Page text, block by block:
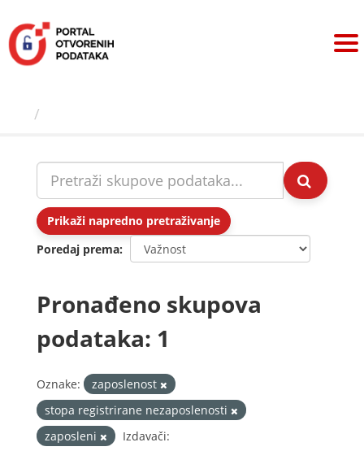
sadržaj
Prikaži napredno pretraživanje
Poredaj prema
Pronađeno skupova
podataka: 1
Oznake:
zaposlenost
stopa registrirane nezaposlenosti
zaposleni
Izdavači: